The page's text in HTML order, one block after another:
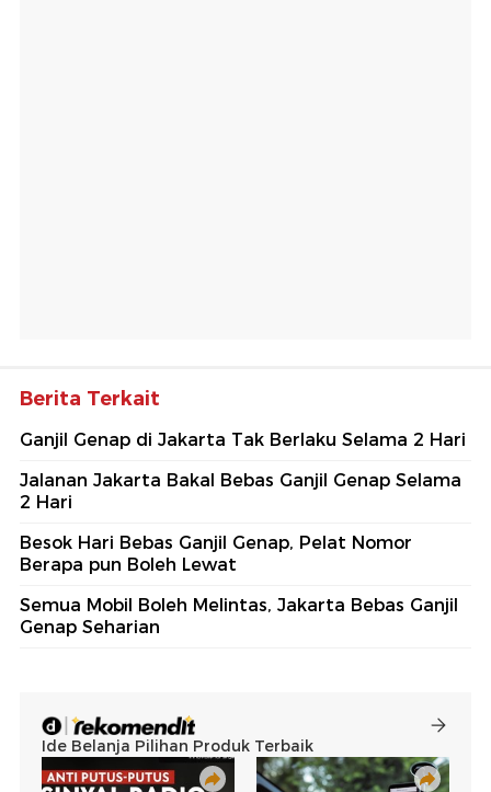
Berita Terkait
Ganjil Genap di Jakarta Tak Berlaku Selama 2 Hari
Jalanan Jakarta Bakal Bebas Ganjil Genap Selama
2 Hari
Besok Hari Bebas Ganjil Genap, Pelat Nomor
Berapa pun Boleh Lewat
Semua Mobil Boleh Melintas, Jakarta Bebas Ganjil
Genap Seharian